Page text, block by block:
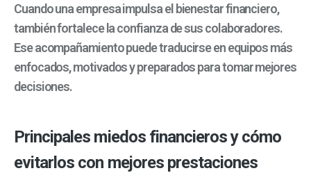
Cuando una empresa impulsa el bienestar financiero,
también fortalece la confianza de sus colaboradores.
Ese acompañamiento puede traducirse en equipos más
enfocados, motivados y preparados para tomar mejores
decisiones.
Principales miedos financieros y cómo
evitarlos con mejores prestaciones